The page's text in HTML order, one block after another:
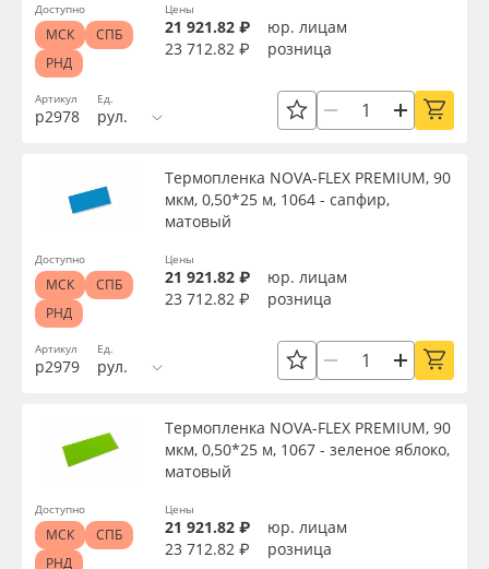
Артикул
р2978
Ед.
рул.
Цены
21 921.82 ₽
юр. лицам
23 712.82 ₽
розница
Доступно
МСК
СПБ
РНД
Артикул
р2979
Термопленка NOVA-FLEX PREMIUM, 90
мкм, 0,50*25 м, 1064 - сапфир,
матовый
Ед.
рул.
Цены
21 921.82 ₽
юр. лицам
23 712.82 ₽
розница
Доступно
МСК
СПБ
РНД
Термопленка NOVA-FLEX PREMIUM, 90
мкм, 0,50*25 м, 1067 - зеленое яблоко,
матовый
Цены
21 921.82 ₽
юр. лицам
23 712.82 ₽
розница
Доступно
МСК
СПБ
РНД